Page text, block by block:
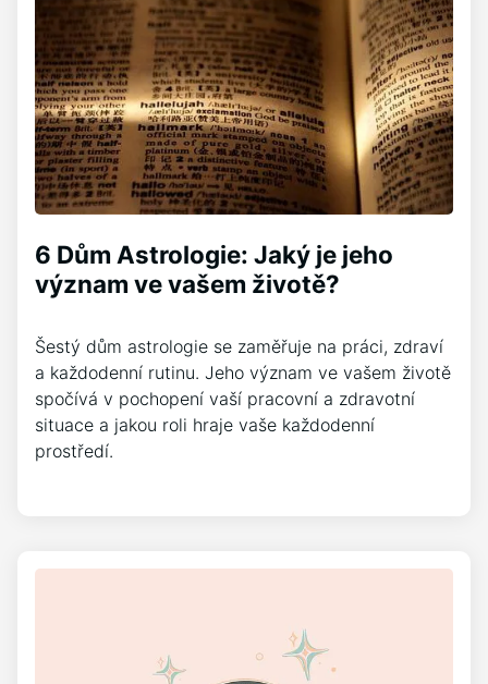
6 Dům Astrologie: Jaký je jeho
význam ve vašem životě?
Šestý dům astrologie se zaměřuje na práci, zdraví
a každodenní rutinu. Jeho význam ve vašem životě
spočívá v pochopení vaší pracovní a zdravotní
situace a jakou roli hraje vaše každodenní
prostředí.